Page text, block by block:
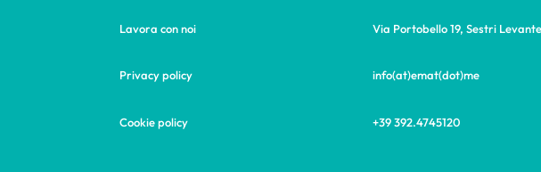
Lavora con noi
Privacy policy
Cookie policy
Via Portobello 19, Sestri Levante
info(at)emat(dot)me
+39 392.4745120